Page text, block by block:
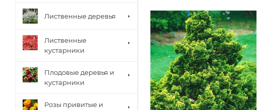
Лиственные деревья
Лиственные
кустарники
Плодовые деревья и
кустарники
Розы привитые и